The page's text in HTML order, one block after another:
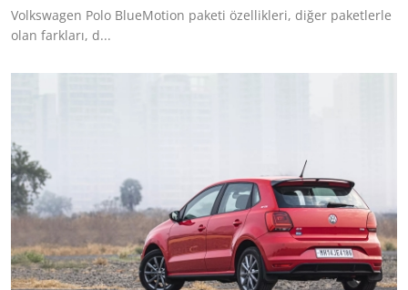
Volkswagen Polo BlueMotion paketi özellikleri, diğer paketlerle
olan farkları, d...